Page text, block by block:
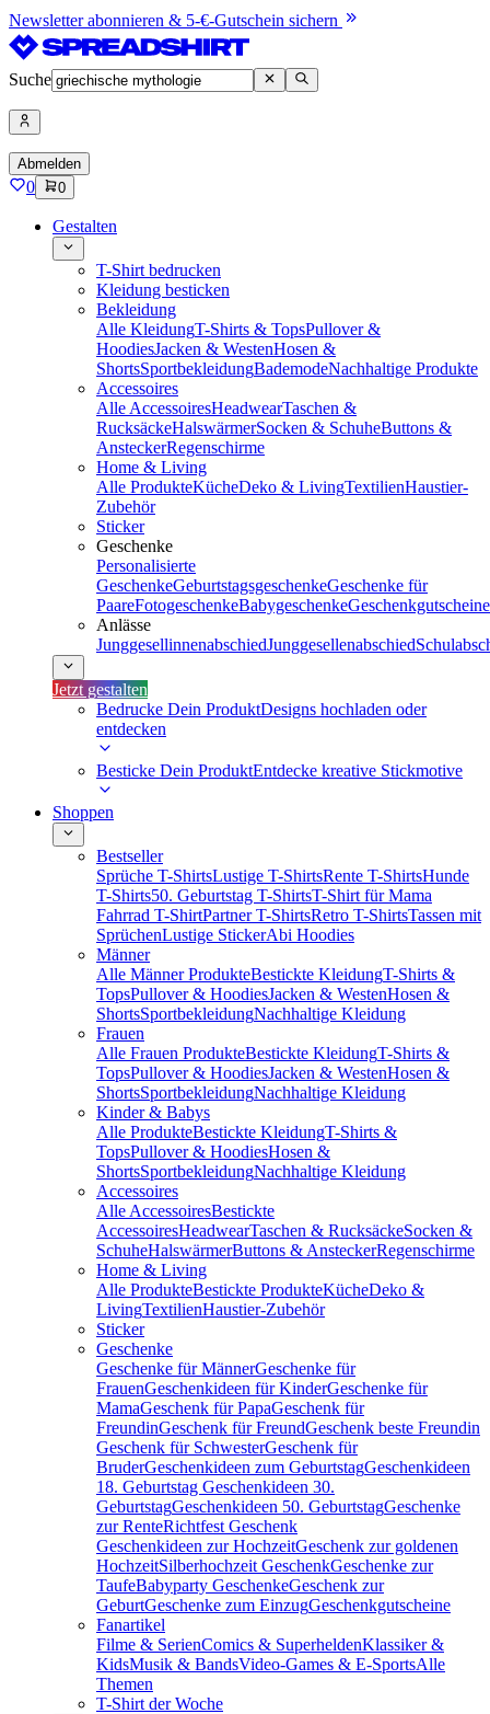
Newsletter abonnieren & 5-€-Gutschein sichern
Suche
Abmelden
0 0
Gestalten
T-Shirt bedrucken
Kleidung besticken
Bekleidung
Alle KleidungT-Shirts & TopsPullover &
HoodiesJacken & WestenHosen &
ShortsSportbekleidungBademodeNachhaltige Produkte
Accessoires
Alle AccessoiresHeadwearTaschen &
RucksäckeHalswärmerSocken & SchuheButtons &
AnsteckerRegenschirme
Home & Living
Alle ProdukteKücheDeko & LivingTextilienHaustier-
Zubehör
Sticker
Geschenke
Personalisierte
GeschenkeGeburtstagsgeschenkeGeschenke für
PaareFotogeschenkeBabygeschenkeGeschenkgutscheine
Anlässe
JunggesellinnenabschiedJunggesellenabschied
Jetzt gestalten
Bedrucke Dein ProduktDesigns hochladen oder
entdecken
Besticke Dein ProduktEntdecke kreative Stickmotive
Shoppen
Bestseller
Sprüche T-ShirtsLustige T-ShirtsRente T-ShirtsHunde
T-Shirts50. Geburtstag T-ShirtsT-Shirt für Mama
Fahrrad T-ShirtPartner T-ShirtsRetro T-ShirtsTassen mit
SprüchenLustige StickerAbi Hoodies
Männer
Alle Männer ProdukteBestickte KleidungT-Shirts &
TopsPullover & HoodiesJacken & WestenHosen &
ShortsSportbekleidungNachhaltige Kleidung
Frauen
Alle Frauen ProdukteBestickte KleidungT-Shirts &
TopsPullover & HoodiesJacken & WestenHosen &
ShortsSportbekleidungNachhaltige Kleidung
Kinder & Babys
Alle ProdukteBestickte KleidungT-Shirts &
TopsPullover & HoodiesHosen &
ShortsSportbekleidungNachhaltige Kleidung
Accessoires
Alle AccessoiresBestickte
AccessoiresHeadwearTaschen & RucksäckeSocken &
SchuheHalswärmerButtons & AnsteckerRegenschirme
Home & Living
Alle ProdukteBestickte ProdukteKücheDeko &
LivingTextilienHaustier-Zubehör
Sticker
Geschenke
Geschenke für MännerGeschenke für
FrauenGeschenkideen für KinderGeschenke für
MamaGeschenk für PapaGeschenk für
FreundinGeschenk für FreundGeschenk beste Freundin
Geschenk für SchwesterGeschenk für
BruderGeschenkideen zum GeburtstagGeschenkideen
18. Geburtstag Geschenkideen 30.
GeburtstagGeschenkideen 50. GeburtstagGeschenke
zur RenteRichtfest Geschenk
Geschenkideen zur HochzeitGeschenk zur goldenen
HochzeitSilberhochzeit GeschenkGeschenke zur
TaufeBabyparty GeschenkeGeschenk zur
GeburtGeschenke zum EinzugGeschenkgutscheine
Fanartikel
Filme & SerienComics & SuperheldenKlassiker &
KidsMusik & BandsVideo-Games & E-SportsAlle
Themen
T-Shirt der Woche